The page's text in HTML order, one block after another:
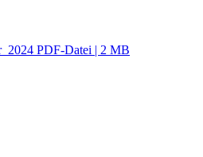
PDF-Datei | 2 MB